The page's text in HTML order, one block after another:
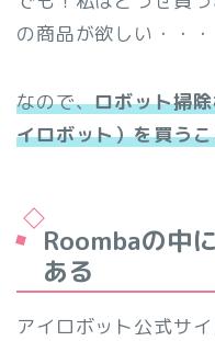
の商品が欲しい・・・
なので、ロボット掃
イロボット）を買う
Roombaの中
ある
アイロボット公式サ